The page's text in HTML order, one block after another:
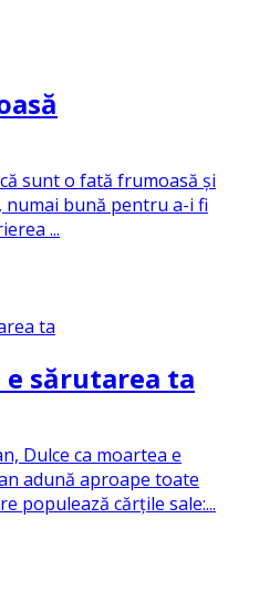
sunt o fată frumoasă și
bună pentru a-i fi
...
e sărutarea ta
Dulce ca moartea e
adună aproape toate
populează cărțile sale:...